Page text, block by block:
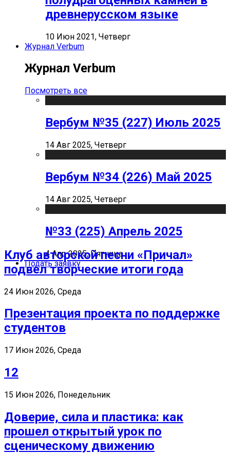
древнерусском языке
10 Июн 2021, Четверг
Журнал Verbum
Журнал Verbum
Посмотреть все
Вербум №35 (227) Июль 2025
14 Авг 2025, Четверг
Вербум №34 (226) Май 2025
14 Авг 2025, Четверг
№33 (225) Апрель 2025
4 Апр 2025, Пятница
Подать заявку
Клуб авторской песни «Причал»
подвел творческие итоги года
24 Июн 2026, Среда
Презентация проекта по поддержке
студентов
17 Июн 2026, Среда
12
15 Июн 2026, Понедельник
Доверие, сила и пластика: как
прошел открытый урок по
сценическому движению